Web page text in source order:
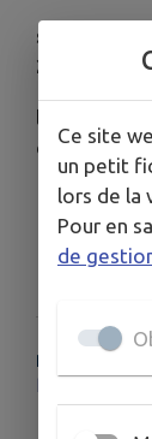
séance du
2026
liste des
disponible
PLUS
Ce site
un petit
lors de la
Pour en
de